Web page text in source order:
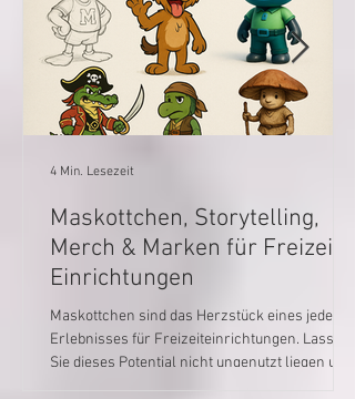
Maskottchen, Storytelling,
Merch & Marken für Freizeit-
Einrichtungen
Maskottchen sind das Herzstück eines jeden
Erlebnisses für Freizeiteinrichtungen. Lassen
Sie dieses Potential nicht ungenutzt liegen und
4 Min. Lesezeit